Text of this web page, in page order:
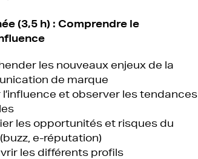
(3,5 h) : Comprendre le
les nouveaux enjeux de la
de marque
l’influence et observer les tendances
les opportunités et risques du
e-réputation)
les différents profils